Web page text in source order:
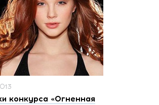
конкурса «Огненная